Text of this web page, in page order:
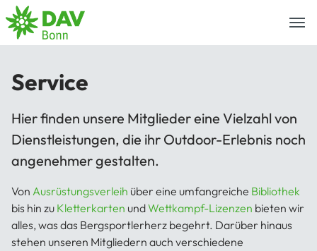
Service
Hier finden unsere Mitglieder eine Vielzahl von
Dienstleistungen, die ihr Outdoor-Erlebnis noch
angenehmer gestalten.
Von Ausrüstungsverleih über eine umfangreiche Bibliothek
bis hin zu Kletterkarten undWettkampf-Lizenzen bieten wir
alles, was das Bergsportlerherz begehrt. Darüber hinaus
stehen unseren Mitgliedern auch verschiedene